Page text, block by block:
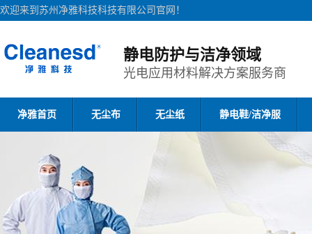
欢迎来到苏州净雅科技科技有限公司官网！
静电防护与洁净领域
光电应用材料解决方案服务商
净雅首页 无尘布 无尘纸 静电鞋/洁净服